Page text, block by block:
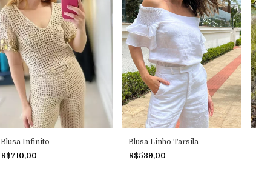
Blusa Infinito
R$710,00
Blusa Linho Tarsila
R$539,00